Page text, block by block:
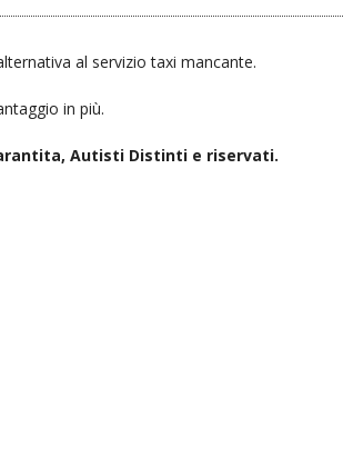
al servizio taxi mancante.
in più.
Autisti Distinti e riservati.